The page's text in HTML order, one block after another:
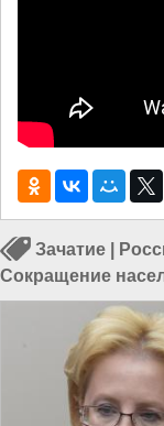
Зачатие
Сокращение
России